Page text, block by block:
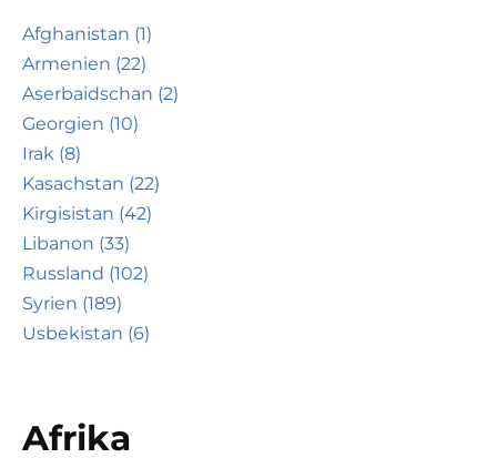
Afghanistan (1)
Armenien (22)
Aserbaidschan (2)
Georgien (10)
Irak (8)
Kasachstan (22)
Kirgisistan (42)
Libanon (33)
Russland (102)
Syrien (189)
Usbekistan (6)
Afrika